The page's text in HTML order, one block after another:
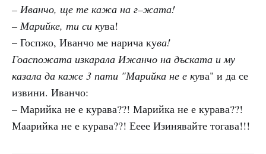
– Иванчо, ще те кажа на г–жата!
– Марийке, ти си кува!
– Госпжо, Иванчо ме нарича кува!
Гоаспожата изкарала Ижанчо на дъската и му
казала да каже 3 пати "Марийка не е кува" и да се
извини. Иванчо:
– Марийка не е курава??! Марийка не е курава??!
Маарийка не е курава??! Ееее Изинявайте тогава!!!